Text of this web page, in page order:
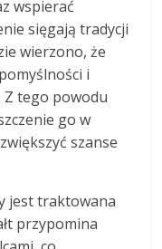
wspierać
sięgają tradycji
wierzono, że
i
Z tego powodu
go w
szanse
jest traktowana
przypomina